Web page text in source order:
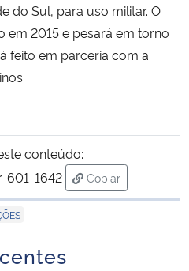
do Sul, para uso militar. O
em 2015 e pesará em torno
feito em parceria com a
conteúdo:
1642
Copiar
para área de